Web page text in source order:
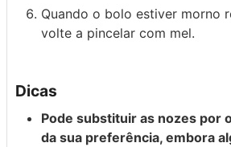
Quando o bolo estiver morno
volte a pincelar com mel.
Dicas
Pode substituir as nozes por
da sua preferência, embora